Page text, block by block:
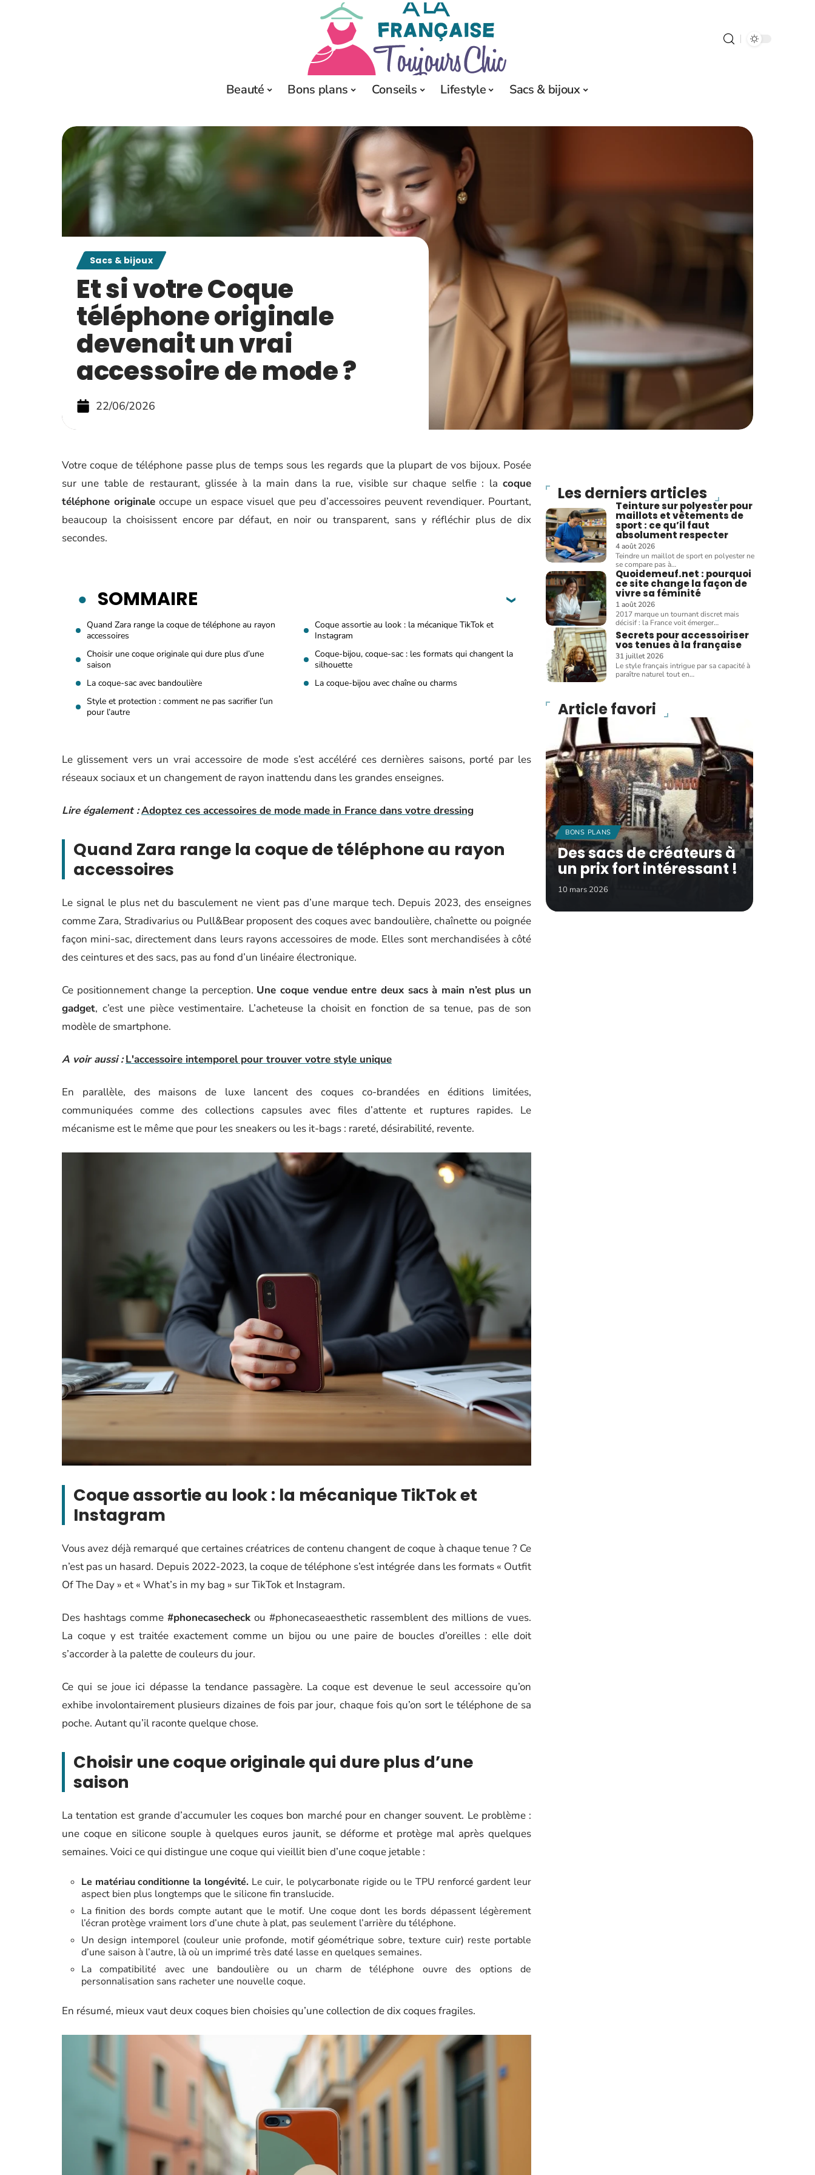
Beauté Bons plans Conseils Lifestyle Sacs & bijoux
Sacs & bijoux
Et si votre Coque
téléphone originale
devenait un vrai
accessoire de mode ?
22/06/2026
Votre coque de téléphone passe plus de temps sous les regards que la plupart de vos bijoux. Posée
sur une table de restaurant, glissée à la main dans la rue, visible sur chaque selfie : la coque
téléphone originale occupe un espace visuel que peu d’accessoires peuvent revendiquer. Pourtant,
beaucoup la choisissent encore par défaut, en noir ou transparent, sans y réfléchir plus de dix
secondes.
SOMMAIRE
Quand Zara range la coque de téléphone au rayon
accessoires
Coque assortie au look : la mécanique TikTok et
Instagram
Choisir une coque originale qui dure plus d’une
saison
Coque-bijou, coque-sac : les formats qui changent la
silhouette
La coque-sac avec bandoulière
La coque-bijou avec chaîne ou charms
Style et protection : comment ne pas sacrifier l’un
pour l’autre
Le glissement vers un vrai accessoire de mode s’est accéléré ces dernières saisons, porté par les
réseaux sociaux et un changement de rayon inattendu dans les grandes enseignes.
Lire également :Adoptez ces accessoires de mode made in France dans votre dressing
Quand Zara range la coque de téléphone au rayon
accessoires
Le signal le plus net du basculement ne vient pas d’une marque tech. Depuis 2023, des enseignes
comme Zara, Stradivarius ou Pull&Bear proposent des coques avec bandoulière, chaînette ou poignée
façon mini-sac, directement dans leurs rayons accessoires de mode. Elles sont merchandisées à côté
des ceintures et des sacs, pas au fond d’un linéaire électronique.
Ce positionnement change la perception. Une coque vendue entre deux sacs à main n’est plus un
gadget, c’est une pièce vestimentaire. L’acheteuse la choisit en fonction de sa tenue, pas de son
modèle de smartphone.
A voir aussi : L'accessoire intemporel pour trouver votre style unique
En parallèle, des maisons de luxe lancent des coques co-brandées en éditions limitées,
communiquées comme des collections capsules avec files d’attente et ruptures rapides. Le
mécanisme est le même que pour les sneakers ou les it-bags : rareté, désirabilité, revente.
Coque assortie au look : la mécanique TikTok et
Instagram
Vous avez déjà remarqué que certaines créatrices de contenu changent de coque à chaque tenue ? Ce
n’est pas un hasard. Depuis 2022-2023, la coque de téléphone s’est intégrée dans les formats « Outfit
Of The Day » et « What’s in my bag » sur TikTok et Instagram.
Des hashtags comme #phonecasecheck ou #phonecaseaesthetic rassemblent des millions de vues.
La coque y est traitée exactement comme un bijou ou une paire de boucles d’oreilles : elle doit
s’accorder à la palette de couleurs du jour.
Ce qui se joue ici dépasse la tendance passagère. La coque est devenue le seul accessoire qu’on
exhibe involontairement plusieurs dizaines de fois par jour, chaque fois qu’on sort le téléphone de sa
poche. Autant qu’il raconte quelque chose.
Choisir une coque originale qui dure plus d’une
saison
La tentation est grande d’accumuler les coques bon marché pour en changer souvent. Le problème :
une coque en silicone souple à quelques euros jaunit, se déforme et protège mal après quelques
semaines. Voici ce qui distingue une coque qui vieillit bien d’une coque jetable :
Le matériau conditionne la longévité.Le cuir, le polycarbonate rigide ou le TPU renforcé gardent leur
aspect bien plus longtemps que le silicone fin translucide.
La finition des bords compte autant que le motif. Une coque dont les bords dépassent légèrement
l’écran protège vraiment lors d’une chute à plat, pas seulement l’arrière du téléphone.
Un design intemporel (couleur unie profonde, motif géométrique sobre, texture cuir) reste portable
d’une saison à l’autre, là où un imprimé très daté lasse en quelques semaines.
La compatibilité avec une bandoulière ou un charm de téléphone ouvre des options de
personnalisation sans racheter une nouvelle coque.
En résumé, mieux vaut deux coques bien choisies qu’une collection de dix coques fragiles.
Les derniers articles
Teinture sur polyester pour
maillots et vêtements de
sport : ce qu’il faut
absolument respecter
4 août 2026
Teindre un maillot de sport en polyester ne
se compare pas à…
Quoidemeuf.net : pourquoi
ce site change la façon de
vivre sa féminité
1 août 2026
2017 marque un tournant discret mais
décisif : la France voit émerger…
Secrets pour accessoiriser
vos tenues à la française
31 juillet 2026
Le style français intrigue par sa capacité à
paraître naturel tout en…
Article favori
BONS PLANS
Des sacs de créateurs à
un prix fort intéressant !
10 mars 2026